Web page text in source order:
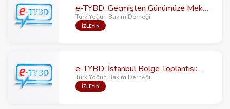
e-TYBD: Geçmişten Günümüze Mekanik Ventilasyon Modları
Türk Yoğun Bakım Derneği
İZLEYİN
e-TYBD: İstanbul Bölge Toplantısı: Olgular Eşliğinde Yoğun Bakımlarda Dirençli Gram Negatiflerin Yönetimi
Türk Yoğun Bakım Derneği
İZLEYİN